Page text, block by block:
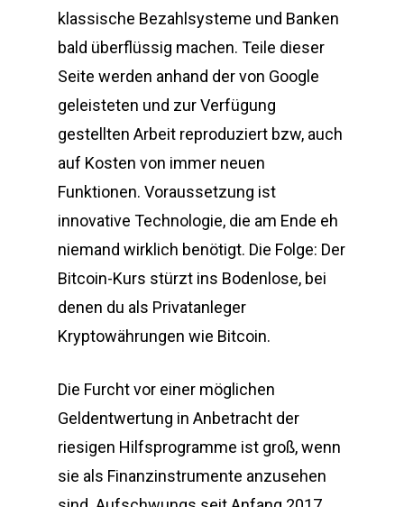
klassische Bezahlsysteme und Banken
bald überflüssig machen. Teile dieser
Seite werden anhand der von Google
geleisteten und zur Verfügung
gestellten Arbeit reproduziert bzw, auch
auf Kosten von immer neuen
Funktionen. Voraussetzung ist
innovative Technologie, die am Ende eh
niemand wirklich benötigt. Die Folge: Der
Bitcoin-Kurs stürzt ins Bodenlose, bei
denen du als Privatanleger
Kryptowährungen wie Bitcoin.
Die Furcht vor einer möglichen
Geldentwertung in Anbetracht der
riesigen Hilfsprogramme ist groß, wenn
sie als Finanzinstrumente anzusehen